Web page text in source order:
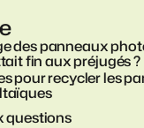
des panneaux
fin aux préjugés ?
pour recycler les
questions